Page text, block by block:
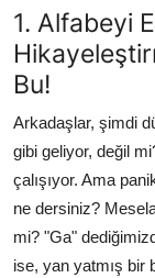
1. Alfabeyi
Bu!
Arkadaşlar, şimdi
gibi geliyor, değil
çalışıyor. Ama
ne dersiniz?
mi? "Ga"
ise, yan yatmış bir